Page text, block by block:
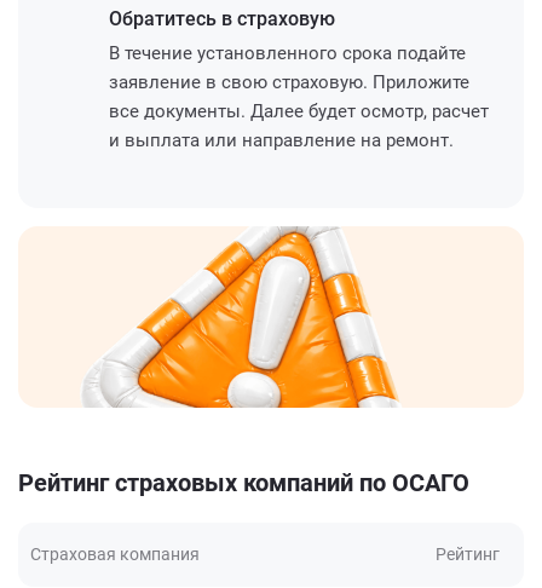
Обратитесь в страховую
В течение установленного срока подайте
заявление в свою страховую. Приложите
все документы. Далее будет осмотр, расчет
и выплата или направление на ремонт.
Рейтинг страховых компаний по ОСАГО
Страховая компания Рейтинг